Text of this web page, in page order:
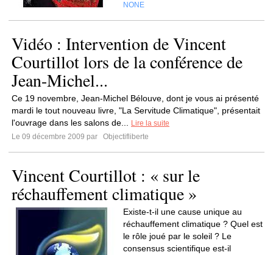
NONE
Vidéo : Intervention de Vincent
Courtillot lors de la conférence de
Jean-Michel...
Ce 19 novembre, Jean-Michel Bélouve, dont je vous ai présenté
mardi le tout nouveau livre, "La Servitude Climatique", présentait
l'ouvrage dans les salons de...
Lire la suite
Le 09 décembre 2009 par
Objectifliberte
Vincent Courtillot : « sur le
réchauffement climatique »
Existe-t-il une cause unique au
réchauffement climatique ? Quel est
le rôle joué par le soleil ? Le
consensus scientifique est-il